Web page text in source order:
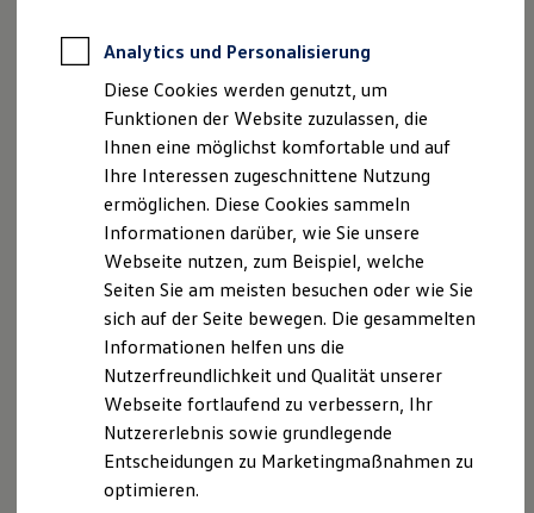
Zertifizierte Gebrauchtwagen
Für Privatkunden
Für Gewerbekunden
Leasing
Für Privatkunden
Für Gewerbekunden
Versicherungen & Garantien
Garantien
Kfz-Versicherung für Nutzfahrzeuge
Restschuldversicherung
Wartungsverträge
Besitzer & Service
Reparatur & Service
Sommer-Special
Reparatur, Pflege & Inspektion
Servicetermin anfragen
Service-Vorteile bei Volkswagen Nutzfahrzeuge
ServicePlus
Economy Service
Räder & Reifen Service
Ersatzfahrzeuge
Analytics und Personalisierung
Diese Cookies werden genutzt, um
Funktionen der Website zuzulassen, die
Ihnen eine möglichst komfortable und auf
Ihre Interessen zugeschnittene Nutzung
ermöglichen. Diese Cookies sammeln
Informationen darüber, wie Sie unsere
Webseite nutzen, zum Beispiel, welche
Seiten Sie am meisten besuchen oder wie Sie
sich auf der Seite bewegen. Die gesammelten
Informationen helfen uns die
Nutzerfreundlichkeit und Qualität unserer
Webseite fortlaufend zu verbessern, Ihr
Nutzererlebnis sowie grundlegende
Entscheidungen zu Marketingmaßnahmen zu
optimieren.